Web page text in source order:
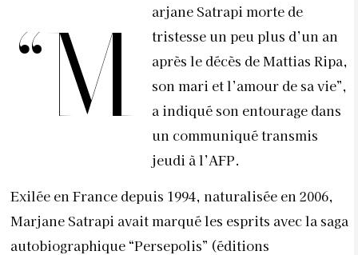
“M
arjane Satrapi morte de
tristesse un peu plus d’un an
après le décès de Mattias Ripa,
son mari et l’amour de sa vie”,
a indiqué son entourage dans
un communiqué transmis
jeudi à l’AFP.
Exilée en France depuis 1994, naturalisée en 2006,
Marjane Satrapi avait marqué les esprits avec la saga
autobiographique “Persepolis” (éditions